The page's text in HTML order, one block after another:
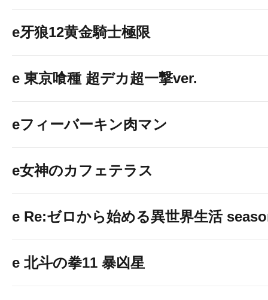
e牙狼12黄金騎士極限
e 東京喰種 超デカ超一撃ver.
eフィーバーキン肉マン
e女神のカフェテラス
e Re:ゼロから始める異世界生活
e 北斗の拳11 暴凶星